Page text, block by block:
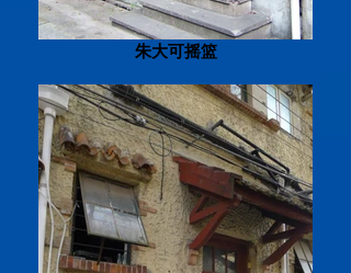
朱大可摇篮